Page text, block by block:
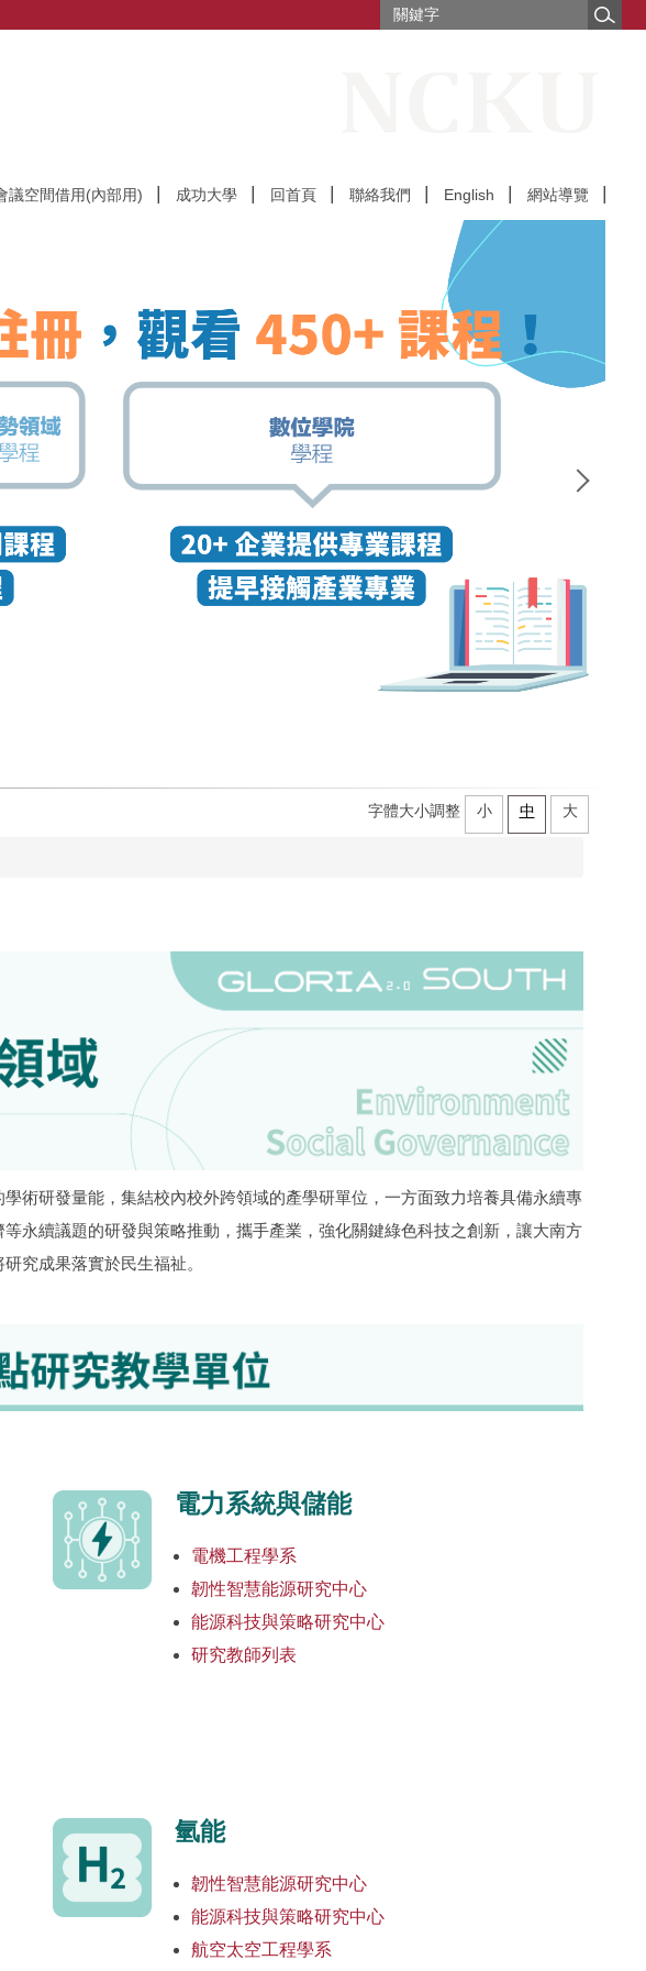
議空間借用(內部用) 成功大學 回首頁 聯絡我們 English 網站導覽
字體大小調整 小 中 大
術研發量能，集結校內校外跨領域的產學研單位，一方面致力培養具備永續專
永續議題的研發與策略推動，攜手產業，強化關鍵綠色科技之創新，讓大南方
究成果落實於民生福祉。
電力系統與儲能
電機工程學系
韌性智慧能源研究中心
能源科技與策略研究中心
研究教師列表
氫能
韌性智慧能源研究中心
能源科技與策略研究中心
航空太空工程學系